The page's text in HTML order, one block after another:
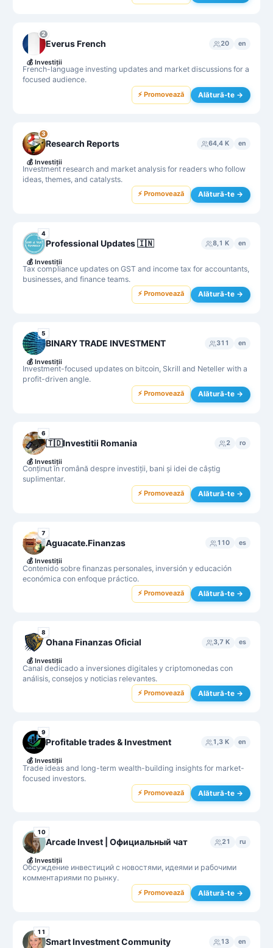
2
Everus French 20 en
French-language investing updates and market discussions for a
focused audience.
💰 Investiții
⚡ Promovează Alătură-te →
3
Research Reports 64,4 K en
Investment research and market analysis for readers who follow
ideas, themes, and catalysts.
💰 Investiții
⚡ Promovează Alătură-te →
4
Professional Updates 🇮🇳 8,1 K en
Tax compliance updates on GST and income tax for accountants,
businesses, and finance teams.
💰 Investiții
⚡ Promovează Alătură-te →
5
BINARY TRADE INVESTMENT 311 en
Investment-focused updates on bitcoin, Skrill and Neteller with a
profit-driven angle.
💰 Investiții
⚡ Promovează Alătură-te →
6
🇹🇩Investitii Romania 2 ro
Conținut în română despre investiții, bani și idei de câștig
suplimentar.
💰 Investiții
⚡ Promovează Alătură-te →
7
Aguacate.Finanzas 110 es
Contenido sobre finanzas personales, inversión y educación
económica con enfoque práctico.
💰 Investiții
⚡ Promovează Alătură-te →
8
Ohana Finanzas Oficial 3,7 K es
Canal dedicado a inversiones digitales y criptomonedas con
análisis, consejos y noticias relevantes.
💰 Investiții
⚡ Promovează Alătură-te →
9
Profitable trades & Investment 1,3 K en
Trade ideas and long-term wealth-building insights for market-
focused investors.
💰 Investiții
⚡ Promovează Alătură-te →
10
Arcade Invest | Официальный чат 21 ru
Обсуждение инвестиций с новостями, идеями и рабочими
комментариями по рынку.
💰 Investiții
⚡ Promovează Alătură-te →
11
Smart Investment Community 13 en